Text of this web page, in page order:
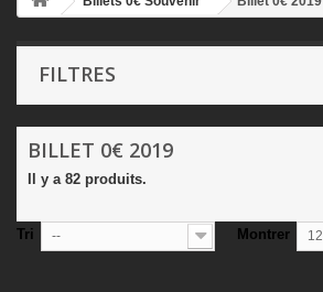
FILTRES
BILLET 0€ 2019
Il y a 82 produits.
Tri -- Montrer 12